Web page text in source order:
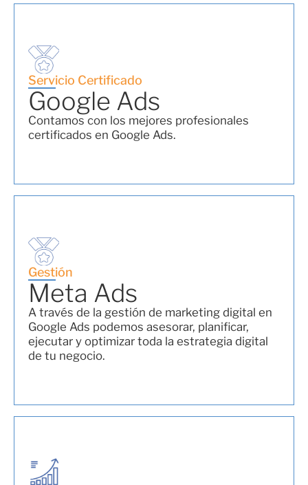
Servicio Certificado
Google Ads
Contamos con los mejores profesionales
certificados en Google Ads.
Gestión
Meta Ads
A través de la gestión de marketing digital en
Google Ads podemos asesorar, planificar,
ejecutar y optimizar toda la estrategia digital
de tu negocio.